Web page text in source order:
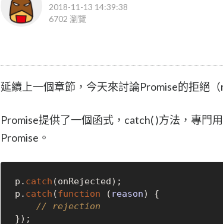
2018-11-13 14:39:38
6702 瀏覽
延續上一個章節，今天來討論Promise的拒絕
Promise提供了一個函式，catch( )方法，專門
Promise。
p. catch (onRejected);
p. catch (function ( reason) {
// rejection